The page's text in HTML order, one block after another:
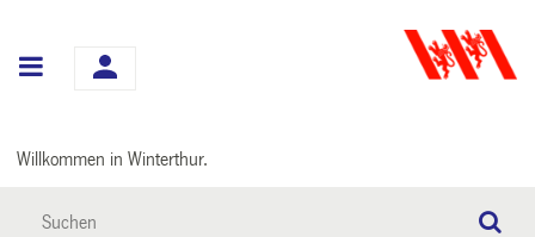
Hauptnavigation
Willkommen in Winterthur.